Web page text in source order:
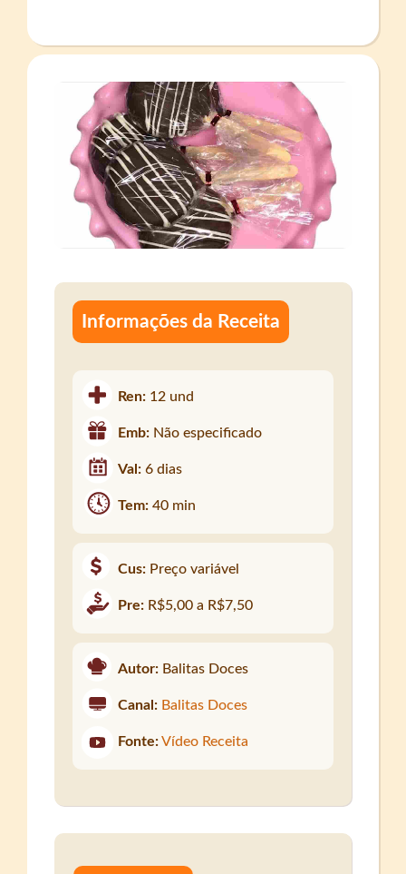
Informações da Receita
Ren: 12 und
Emb: Não especificado
Val:6 dias
Tem:40 min
Cus: Preço variável
Pre: R$5,00 a R$7,50
Autor: Balitas Doces
Canal: Balitas Doces
Fonte: Vídeo Receita